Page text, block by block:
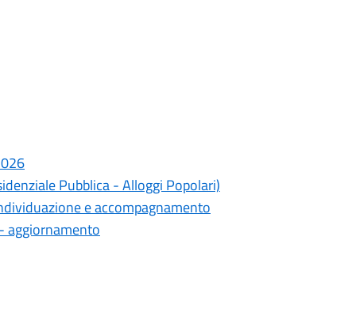
Pubblica - Alloggi Popolari)
e accompagnamento
aggiornamento